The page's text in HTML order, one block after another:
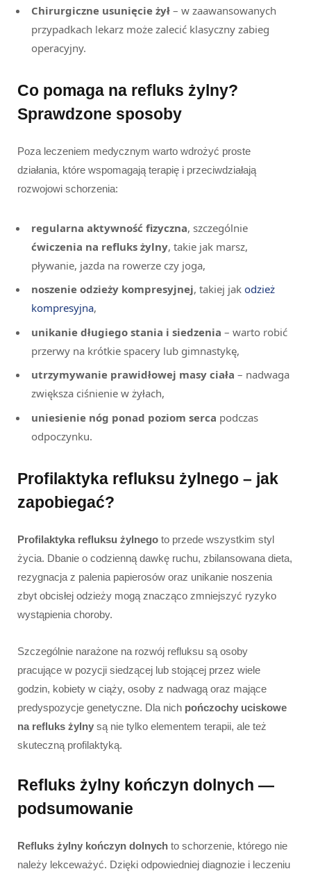
Chirurgiczne usunięcie żył – w zaawansowanych
przypadkach lekarz może zalecić klasyczny zabieg
operacyjny.
Co pomaga na refluks żylny?
Sprawdzone sposoby
Poza leczeniem medycznym warto wdrożyć proste
działania, które wspomagają terapię i przeciwdziałają
rozwojowi schorzenia:
regularna aktywność fizyczna, szczególnie
ćwiczenia na refluks żylny, takie jak marsz,
pływanie, jazda na rowerze czy joga,
noszenie odzieży kompresyjnej, takiej jak odzież
kompresyjna,
unikanie długiego stania i siedzenia – warto robić
przerwy na krótkie spacery lub gimnastykę,
utrzymywanie prawidłowej masy ciała – nadwaga
zwiększa ciśnienie w żyłach,
uniesienie nóg ponad poziom serca podczas
odpoczynku.
Profilaktyka refluksu żylnego – jak
zapobiegać?
Profilaktyka refluksu żylnego to przede wszystkim styl
życia. Dbanie o codzienną dawkę ruchu, zbilansowana dieta,
rezygnacja z palenia papierosów oraz unikanie noszenia
zbyt obcisłej odzieży mogą znacząco zmniejszyć ryzyko
wystąpienia choroby.
Szczególnie narażone na rozwój refluksu są osoby
pracujące w pozycji siedzącej lub stojącej przez wiele
godzin, kobiety w ciąży, osoby z nadwagą oraz mające
predyspozycje genetyczne. Dla nich pończochy uciskowe
na refluks żylny są nie tylko elementem terapii, ale też
skuteczną profilaktyką.
Refluks żylny kończyn dolnych —
podsumowanie
Refluks żylny kończyn dolnych to schorzenie, którego nie
należy lekceważyć. Dzięki odpowiedniej diagnozie i leczeniu